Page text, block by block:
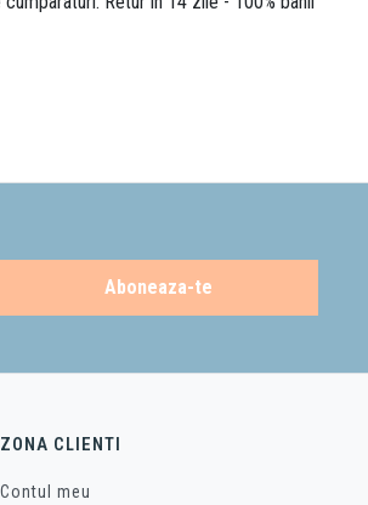
Aboneaza-te
ZONA CLIENTI
Contul meu